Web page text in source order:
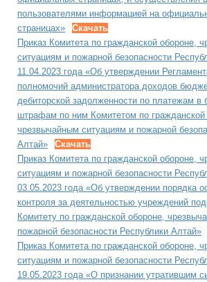
пользователями информацией на
страницах»
Скачать
Приказ Комитета по гражданской обороне,
ситуациям и пожарной безопасности
11.04.2023 года «Об утверждении
полномочий администратора доходов
дебиторской задолженности по платежам
штрафам по ним Комитетом по гражданской
чрезвычайным ситуациям и пожарной
Алтай»
Скачать
Приказ Комитета по гражданской обороне,
ситуациям и пожарной безопасности
03.05.2023 года «Об утверждении порядка
контроля за деятельностью учреждений
Комитету по гражданской обороне,
пожарной безопасности Республики Алтай»
Приказ Комитета по гражданской обороне,
ситуациям и пожарной безопасности
19.05.2023 года «О признании утратившим